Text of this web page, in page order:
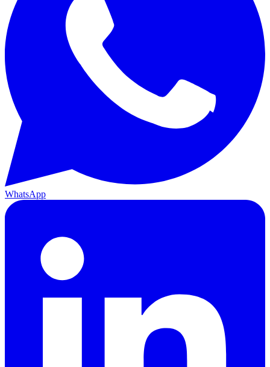
WhatsApp